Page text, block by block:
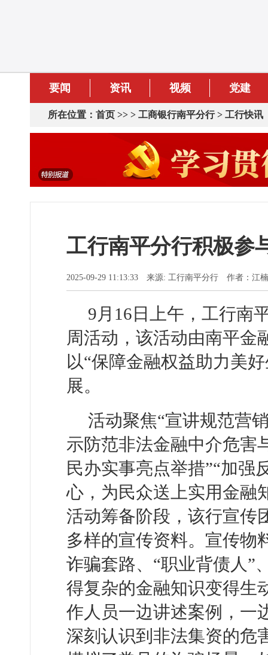
要闻 资讯 视频 党建
所在位置： 首页 >> > 工商银行南平分行> 工行快讯
工行南平分行积极参
2025-09-29 11:13:33 来源: 工行南平分行 作者：江楠
9月16日上午，工行南
周活动，该活动由南平金
以“保障金融权益助力美
展。
活动聚焦“宣讲规范营
示防范非法金融中介危害
民办实事亮点举措”“加强
心，为民众送上实用金融
活动筹备阶段，该行宣传
多样的宣传资料。宣传物
诈骗套路、“职业背债人”
得复杂的金融知识变得生
作人员一边讲述案例，一
深刻认识到非法集资的危